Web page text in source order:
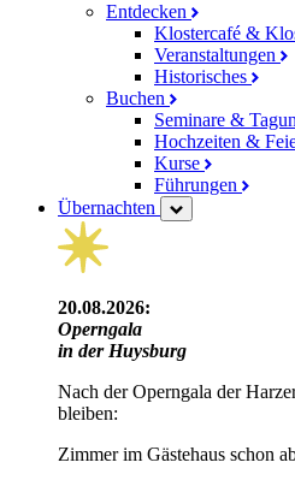
Entdecken
Klostercafé &
Veranstaltungen
Historisches
Buchen
Seminare &
Hochzeiten &
Kurse
Führungen
Übernachten
20.08.2026:
Operngala
in der Huysburg
Nach der Operngala der
bleiben:
Zimmer im Gästehaus schon